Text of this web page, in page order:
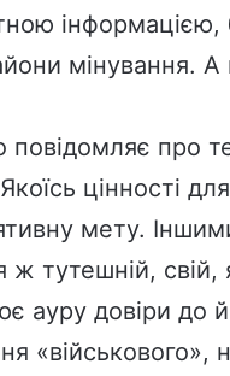
інформацією,
мінування. А
повідомляє про
цінності
мету.
ж тутешній, свій,
ауру довіри до
«військового»,